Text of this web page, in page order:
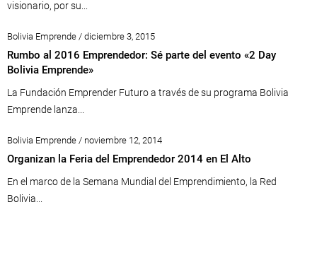
visionario, por su...
Bolivia Emprende / diciembre 3, 2015
Rumbo al 2016 Emprendedor: Sé parte del evento «2 Day
Bolivia Emprende»
La Fundación Emprender Futuro a través de su programa Bolivia
Emprende lanza...
Bolivia Emprende / noviembre 12, 2014
Organizan la Feria del Emprendedor 2014 en El Alto
En el marco de la Semana Mundial del Emprendimiento, la Red
Bolivia...